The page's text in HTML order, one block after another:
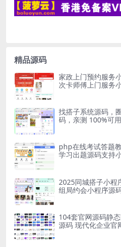
精品源码
家政上门预约服务
次卡师傅上门服务
找搭子系统源码，
码，亲测 100%可用
php在线考试答题
学习出题源码支持
2025同城搭子小程
组局约会小程序源
104套官网源码静
源码 现代化企业官